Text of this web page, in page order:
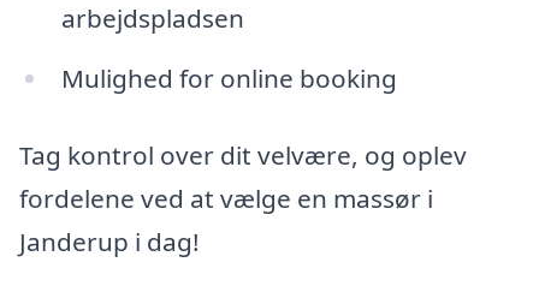
arbejdspladsen
Mulighed for online booking
Tag kontrol over dit velvære, og oplev
fordelene ved at vælge en massør i
Janderup i dag!